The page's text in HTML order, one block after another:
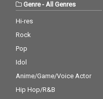
Genre-All Genres
Hi-res
Rock
Pop
Idol
Anime/Game/Voice Actor
Hip Hop/R&B